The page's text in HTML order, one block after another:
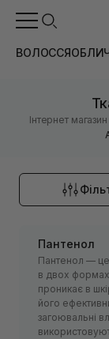
ВОЛОССЯ
Інтернет
Пантенол
Пантенол — це
в двох формах
проникає в
його
загоювальні